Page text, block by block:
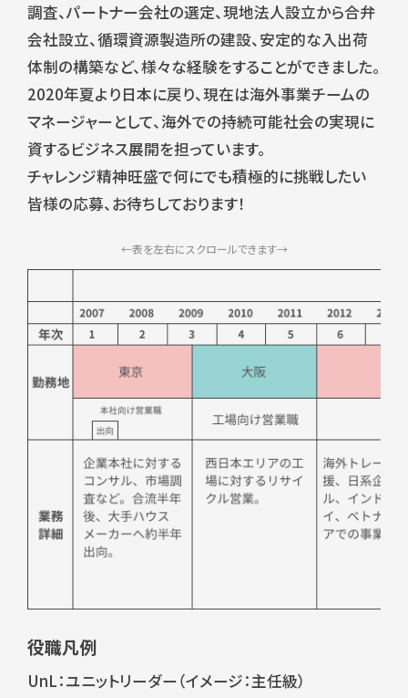
調査、パートナー会社の選定、現地法人設立から合弁
会社設立、循環資源製造所の建設、安定的な入出荷
体制の構築など、様々な経験をすることができました。
2020年夏より日本に戻り、現在は海外事業チームの
マネージャーとして、海外での持続可能社会の実現に
資するビジネス展開を担っています。
チャレンジ精神旺盛で何にでも積極的に挑戦したい
皆様の応募、お待ちしております！
役職凡例
UnL：ユニットリーダー（イメージ：主任級）